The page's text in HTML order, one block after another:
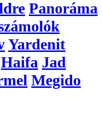
Panoráma
Yardenit
Haifa Jad
Megido